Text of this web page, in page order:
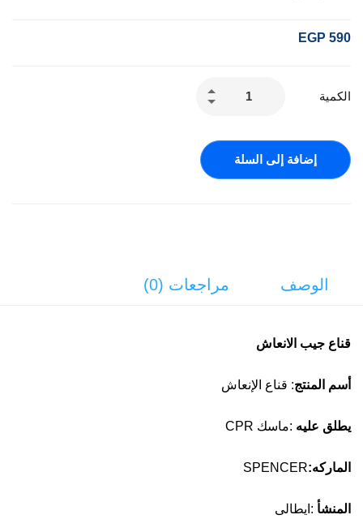
EGP 590
الكمية
إضافة إلى السلة
الوصف مراجعات (0)
قناع جيب الانعاش
أسم المنتج: قناع الإنعاش
يطلق عليه :ماسك CPR
الماركه:SPENCER
المنشأ :ايطالى